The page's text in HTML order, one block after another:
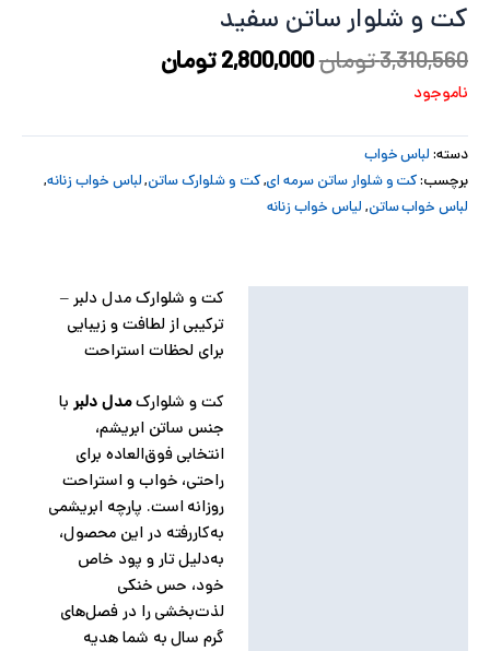
کت و شلوار ساتن سفید
3,310,560تومان2,800,000تومان
ناموجود
دسته:لباس خواب
برچسب:کت و شلوار ساتن سرمه ای,کت و شلوارک ساتن,لباس خواب زنانه,
لباس خواب ساتن,لیاس خواب زنانه
کت و شلوارک مدل دلبر –
ترکیبی از لطافت و زیبایی
برای لحظات استراحت
کت و شلوارکمدل دلبربا
جنس ساتن ابریشم،
انتخابی فوق‌العاده برای
راحتی، خواب و استراحت
روزانه است. پارچه ابریشمی
به‌کاررفته در این محصول،
به‌دلیل تار و پود خاص
خود، حس خنکی
لذت‌بخشی را در فصل‌های
گرم سال به شما هدیه